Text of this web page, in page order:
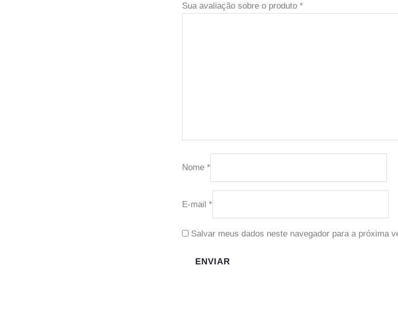
Sua avaliação sobre o produto *
Nome *
E-mail *
Salvar meus dados neste navegador para a próxima